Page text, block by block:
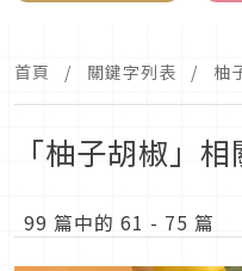
首頁 關鍵字列表 柚
「柚子胡椒」
99 篇中的 61 - 75 篇